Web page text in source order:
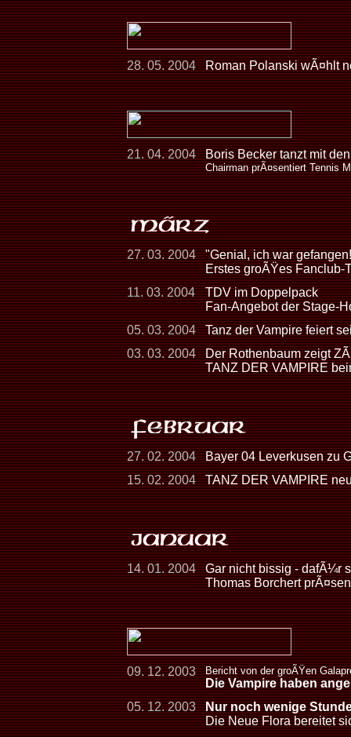
28. 05. 2004 Roman Polanski wÃ¤hlt
21. 04. 2004 Boris Becker tanzt mit
Chairman prÃ¤sentiert Tennis
27. 03. 2004
"Genial, ich war
Erstes groÃŸes Fanclub-
11. 03. 2004
TDV im Doppelpack
Fan-Angebot der Stage-
05. 03. 2004
Tanz der Vampire feiert
03. 03. 2004
Der Rothenbaum zeigt
TANZ DER VAMPIRE
27. 02. 2004
Bayer 04 Leverkusen zu
15. 02. 2004
TANZ DER VAMPIRE
14. 01. 2004
Gar nicht bissig - dafÃ¼r
Thomas Borchert
09. 12. 2003 Bericht von der groÃŸen
Die Vampire haben
05. 12. 2003
Nur noch wenige
Die Neue Flora bereitet